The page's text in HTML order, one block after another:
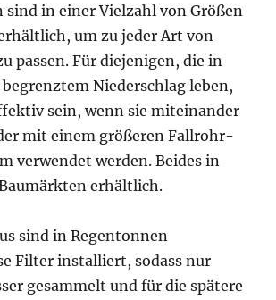
sind in einer Vielzahl von Größen
um zu jeder Art von
passen. Für diejenigen, die in
Niederschlag leben,
sein, wenn sie miteinander
mit einem größeren Fallrohr-
verwendet werden. Beides in
erhältlich.
sind in Regentonnen
Filter installiert, sodass nur
gesammelt und für die spätere